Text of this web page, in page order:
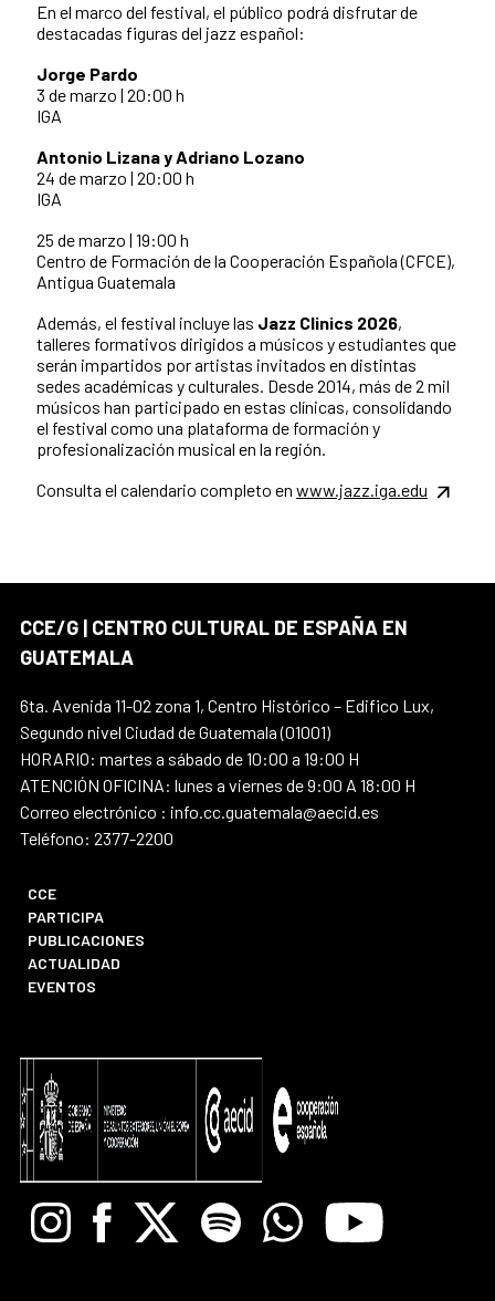
En el marco del festival, el público podrá disfrutar de
destacadas figuras del jazz español:
Jorge Pardo
3 de marzo | 20:00 h
IGA
Antonio Lizana y Adriano Lozano
24 de marzo | 20:00 h
IGA
25 de marzo | 19:00 h
Centro de Formación de la Cooperación Española (CFCE),
Antigua Guatemala
Además, el festival incluye las Jazz Clinics 2026,
talleres formativos dirigidos a músicos y estudiantes que
serán impartidos por artistas invitados en distintas
sedes académicas y culturales. Desde 2014, más de 2 mil
músicos han participado en estas clínicas, consolidando
el festival como una plataforma de formación y
profesionalización musical en la región.
Consulta el calendario completo en www.jazz.iga.edu
CCE/G | CENTRO CULTURAL DE ESPAÑA EN
GUATEMALA
6ta. Avenida 11-02 zona 1, Centro Histórico – Edifico Lux,
Segundo nivel Ciudad de Guatemala (01001)
HORARIO: martes a sábado de 10:00 a 19:00 H
ATENCIÓN OFICINA: lunes a viernes de 9:00 A 18:00 H
Correo electrónico : info.cc.guatemala@aecid.es
Teléfono: 2377-2200
CCE
PARTICIPA
PUBLICACIONES
ACTUALIDAD
EVENTOS
InstagramFacebook
X Spotify WhatsappYoutube